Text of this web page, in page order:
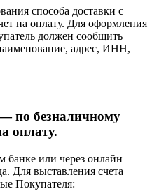
способа доставки с
на оплату. Для оформления
должен сообщить
адрес, ИНН,
по безналичному
оплату.
или через онлайн
Для выставления счета
Покупателя: